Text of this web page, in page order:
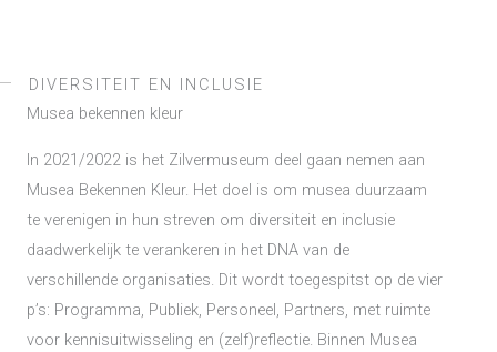
DIVERSITEIT EN INCLUSIE
Musea bekennen kleur
In 2021/2022 is het Zilvermuseum deel gaan nemen aan
Musea Bekennen Kleur. Het doel is om musea duurzaam
te verenigen in hun streven om diversiteit en inclusie
daadwerkelijk te verankeren in het DNA van de
verschillende organisaties. Dit wordt toegespitst op de vier
p’s: Programma, Publiek, Personeel, Partners, met ruimte
voor kennisuitwisseling en (zelf)reflectie. Binnen Musea